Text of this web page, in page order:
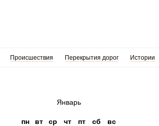
Происшествия Перекрытия дорог Истории
Январь
пн вт ср чт пт сб
вс